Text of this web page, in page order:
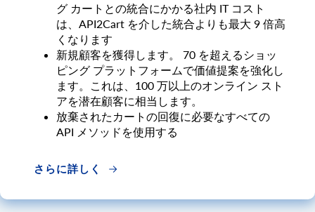
グ カートとの統合にかかる社内 IT コスト
は、API2Cart を介した統合よりも最大 9 倍高
くなります
新規顧客を獲得します。 70 を超えるショッ
ピング プラットフォームで価値提案を強化し
ます。これは、100 万以上のオンライン スト
アを潜在顧客に相当します。
放棄されたカートの回復に必要なすべての
API メソッドを使用する
さらに詳しく